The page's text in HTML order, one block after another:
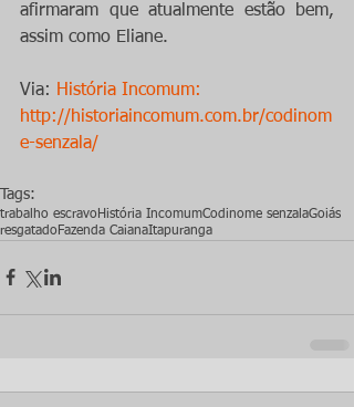
afirmaram que atualmente estão bem,
assim como Eliane.
Via: História Incomum:
http://historiaincomum.com.br/codinom
e-senzala/
Tags:
trabalho escravo História IncomumCodinome senzalaGoiás
resgatado Fazenda CaianaItapuranga